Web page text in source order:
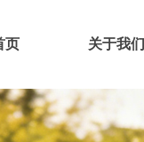
页 关于我们